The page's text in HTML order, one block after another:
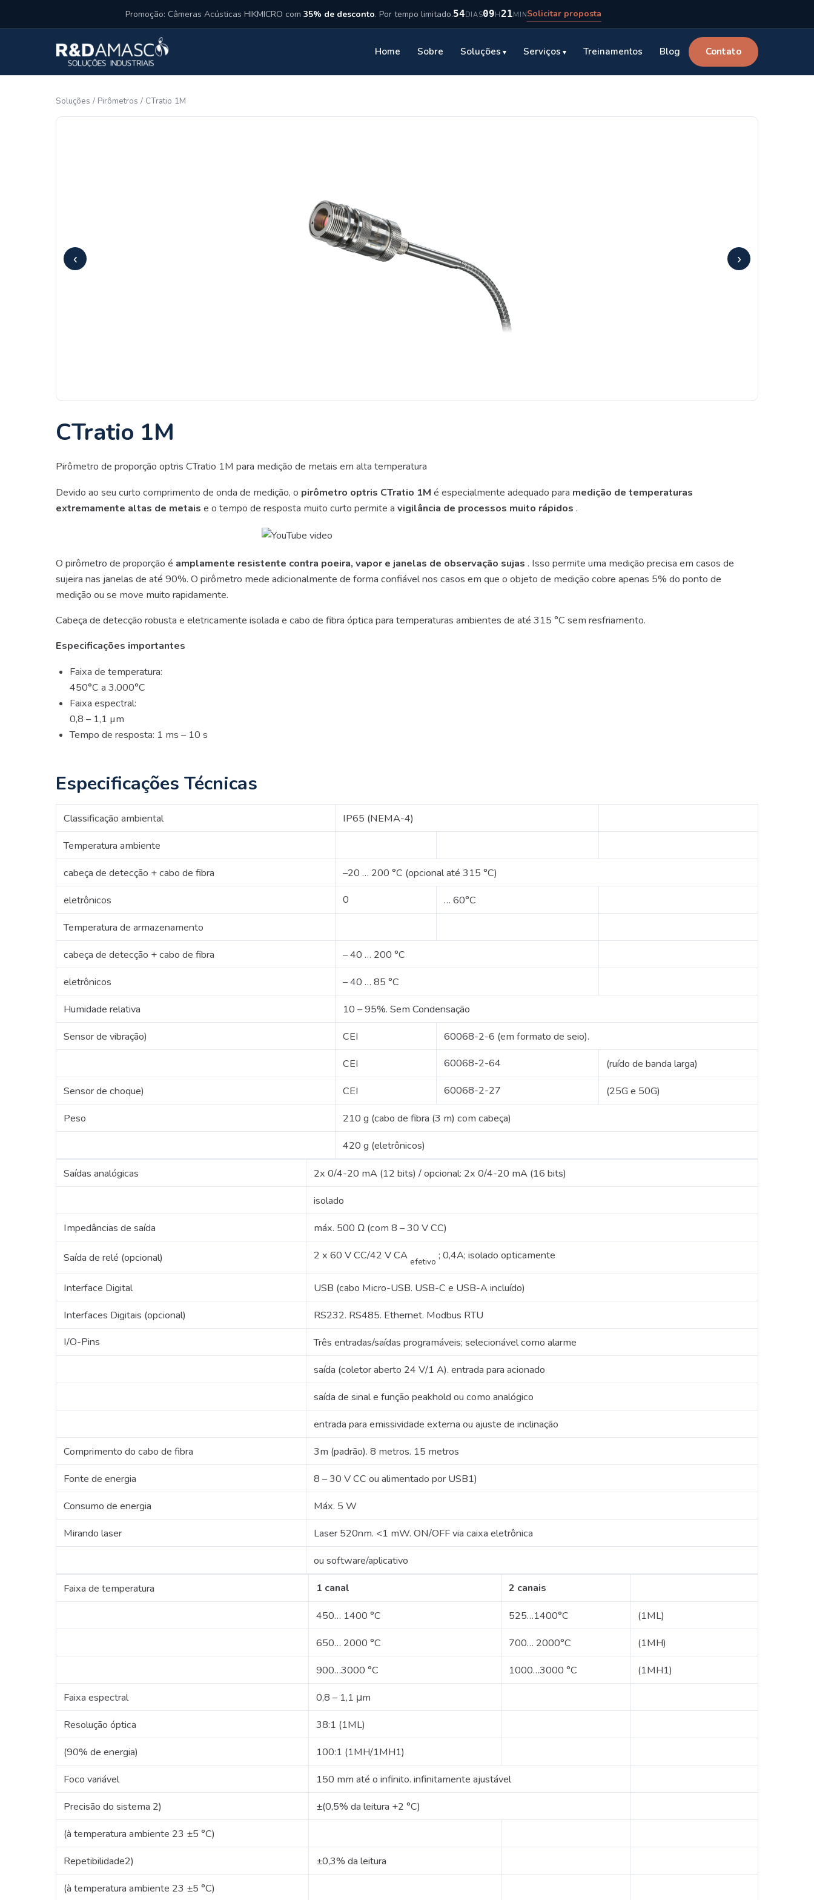
Promoção: Câmeras Acústicas HIKMICRO com 35% de desconto. Por tempo limitado.54DIAS09H 21MINSolicitar proposta
Home Sobre Soluções Serviços Treinamentos Blog Contato
Soluções / Pirômetros / CTratio 1M
‹ ›
CTratio 1M
Pirômetro de proporção optris CTratio 1M para medição de metais em alta temperatura
Devido ao seu curto comprimento de onda de medição, o pirômetro optris CTratio 1M é especialmente adequado para medição de temperaturas
extremamente altas de metais e o tempo de resposta muito curto permite a vigilância de processos muito rápidos .
O pirômetro de proporção é amplamente resistente contra poeira, vapor e janelas de observação sujas . Isso permite uma medição precisa em casos de
sujeira nas janelas de até 90%. O pirômetro mede adicionalmente de forma confiável nos casos em que o objeto de medição cobre apenas 5% do ponto de
medição ou se move muito rapidamente.
Cabeça de detecção robusta e eletricamente isolada e cabo de fibra óptica para temperaturas ambientes de até 315 °C sem resfriamento.
Especificações importantes
Faixa de temperatura:
450°C a 3.000°C
Faixa espectral:
0,8 – 1,1 µm
Tempo de resposta: 1 ms – 10 s
Especificações Técnicas
Classificação ambiental IP65 (NEMA-4)
Temperatura ambiente
cabeça de detecção + cabo de fibra –20 … 200 °C (opcional até 315 °C)
eletrônicos 0 … 60°C
Temperatura de armazenamento
cabeça de detecção + cabo de fibra – 40 … 200 °C
eletrônicos – 40 … 85 °C
Humidade relativa 10 – 95%. Sem Condensação
Sensor de vibração) CEI 60068-2-6 (em formato de seio).
CEI 60068-2-64 (ruído de banda larga)
Sensor de choque) CEI 60068-2-27 (25G e 50G)
Peso 210 g (cabo de fibra (3 m) com cabeça)
420 g (eletrônicos)
Saídas analógicas 2x 0/4-20 mA (12 bits) / opcional: 2x 0/4-20 mA (16 bits)
isolado
Impedâncias de saída máx. 500 Ω (com 8 – 30 V CC)
Saída de relé (opcional) 2 x 60 V CC/42 V CA efetivo ; 0,4A; isolado opticamente
Interface Digital USB (cabo Micro-USB. USB-C e USB-A incluído)
Interfaces Digitais (opcional) RS232. RS485. Ethernet. Modbus RTU
I/O-Pins Três entradas/saídas programáveis; selecionável como alarme
saída (coletor aberto 24 V/1 A). entrada para acionado
saída de sinal e função peakhold ou como analógico
entrada para emissividade externa ou ajuste de inclinação
Comprimento do cabo de fibra 3m (padrão). 8 metros. 15 metros
Fonte de energia 8 – 30 V CC ou alimentado por USB1)
Consumo de energia Máx. 5 W
Mirando laser Laser 520nm. <1 mW. ON/OFF via caixa eletrônica
ou software/aplicativo
Faixa de temperatura 1 canal 2 canais
450… 1400 °C 525…1400°C (1ML)
650… 2000 °C 700… 2000°C (1MH)
900…3000 °C 1000…3000 °C (1MH1)
Faixa espectral 0,8 – 1,1 μm
Resolução óptica 38:1 (1ML)
(90% de energia) 100:1 (1MH/1MH1)
Foco variável 150 mm até o infinito. infinitamente ajustável
Precisão do sistema 2) ±(0,5% da leitura +2 °C)
(à temperatura ambiente 23 ±5 °C)
Repetibilidade2) ±0,3% da leitura
(à temperatura ambiente 23 ±5 °C)